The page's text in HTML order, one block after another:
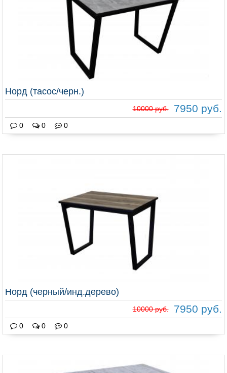
Норд (тасос/черн.)
10000 руб. 7950 руб.
0 0 0
Норд (черный/инд.дерево)
10000 руб. 7950 руб.
0 0 0